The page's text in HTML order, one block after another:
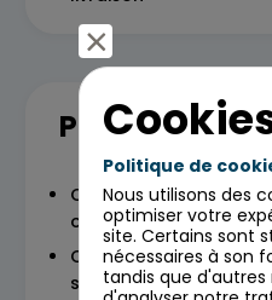
Programme
Comment DevOps
objectifs stratégiques
Comment incorporer
sécurité continue
Politique de
Nous utilisons des
optimiser votre
site. Certains sont
nécessaires à son
tandis que